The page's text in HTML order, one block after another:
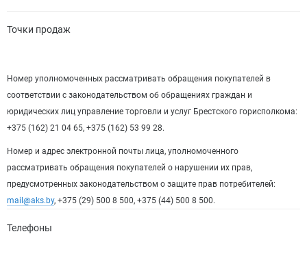
Точки продаж
Номер уполномоченных рассматривать обращения покупателей в
соответствии с законодательством об обращениях граждан и
юридических лиц управление торговли и услуг Брестского горисполкома:
+375 (162) 21 04 65, +375 (162) 53 99 28.
Номер и адрес электронной почты лица, уполномоченного
рассматривать обращения покупателей о нарушении их прав,
предусмотренных законодательством о защите прав потребителей:
mail@aks.by, +375 (29) 500 8 500, +375 (44) 500 8 500.
Телефоны